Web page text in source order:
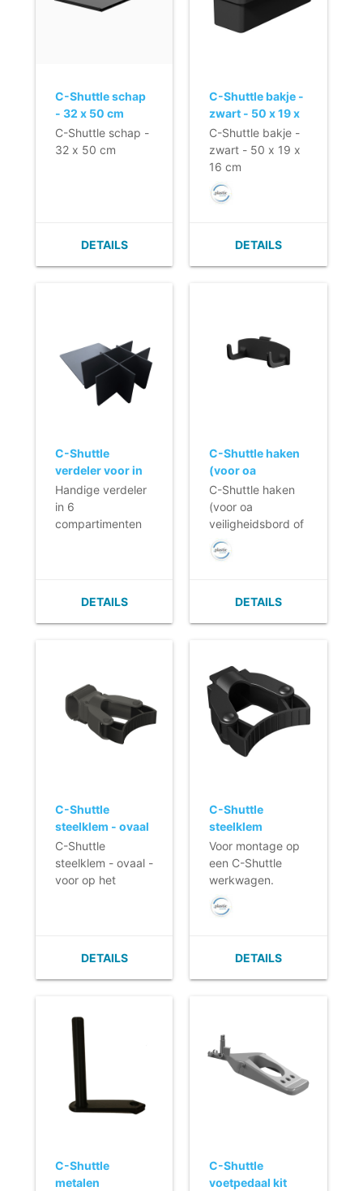
C-Shuttle schap
- 32 x 50 cm
C-Shuttle schap -
32 x 50 cm
DETAILS
C-Shuttle bakje -
zwart - 50 x 19 x
16 cm
C-Shuttle bakje -
zwart - 50 x 19 x
16 cm
DETAILS
C-Shuttle
verdeler voor in
een lade - 43,5 x
28,5 x 12,5 cm
Handige verdeler
in 6
compartimenten
DETAILS
C-Shuttle haken
(voor oa
veiligheidsbord
of duster)
C-Shuttle haken
(voor oa
veiligheidsbord of
duster)
DETAILS
C-Shuttle
steelklem - ovaal
- voor op het
aluminium
handvat
C-Shuttle
steelklem - ovaal -
voor op het
DETAILS
C-Shuttle
steelklem
Voor montage op
een C-Shuttle
werkwagen.
DETAILS
C-Shuttle
metalen
C-Shuttle
voetpedaal kit